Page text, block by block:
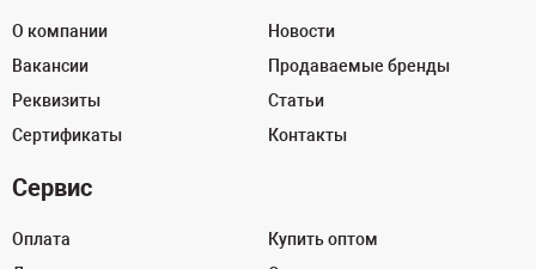
О компании
Вакансии
Реквизиты
Сертификаты
Новости
Продаваемые бренды
Статьи
Контакты
Сервис
Оплата
Купить оптом